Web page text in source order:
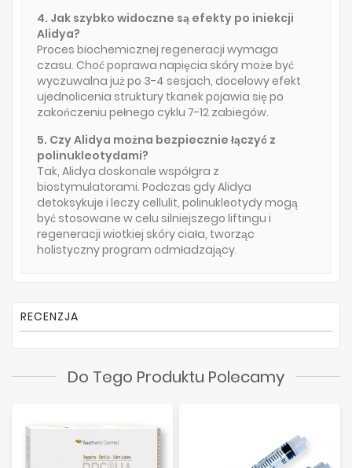
4. Jak szybko widoczne są efekty po iniekcji
Alidya?
Proces biochemicznej regeneracji wymaga
czasu. Choć poprawa napięcia skóry może być
wyczuwalna już po 3-4 sesjach, docelowy efekt
ujednolicenia struktury tkanek pojawia się po
zakończeniu pełnego cyklu 7-12 zabiegów.
5. Czy Alidya można bezpiecznie łączyć z
polinukleotydami?
Tak, Alidya doskonale współgra z
biostymulatorami. Podczas gdy Alidya
detoksykuje i leczy cellulit, polinukleotydy mogą
być stosowane w celu silniejszego liftingu i
regeneracji wiotkiej skóry ciała, tworząc
holistyczny program odmładzający.
RECENZJA
Do Tego Produktu Polecamy